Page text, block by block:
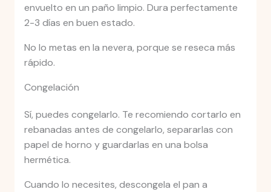
envuelto en un paño limpio. Dura perfectamente
2-3 días en buen estado.
No lo metas en la nevera, porque se reseca más
rápido.
Congelación
Sí, puedes congelarlo. Te recomiendo cortarlo en
rebanadas antes de congelarlo, separarlas con
papel de horno y guardarlas en una bolsa
hermética.
Cuando lo necesites, descongela el pan a